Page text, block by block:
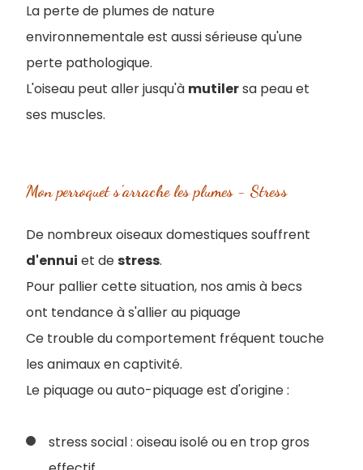
La perte de plumes de nature
environnementale est aussi sérieuse qu'une
perte pathologique.
L'oiseau peut aller jusqu'à mutilersa peau et
ses muscles.
Mon perroquet s'arrache les plumes - Stress
De nombreux oiseaux domestiques souffrent
d'ennui et destress.
Pour pallier cette situation, nos amis à becs
ont tendance à s'allier au piquage
Ce trouble du comportement fréquent touche
les animaux en captivité.
Le piquage ou auto-piquage est d'origine :
stress social : oiseau isolé ou en trop gros